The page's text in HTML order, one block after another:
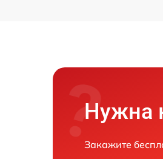
Нужна
Закажите